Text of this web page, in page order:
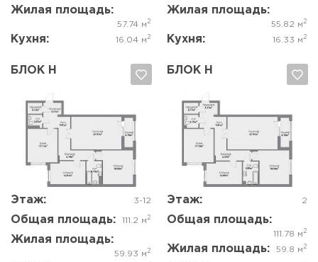
Жилая площадь:
57.74 м 2
Кухня: 16.04 м 2
Жилая площадь:
55.82 м 2
Кухня: 16.33 м 2
БЛОК Н
Этаж: 3-12
Общая площадь: 111.2 м 2
Жилая площадь:
59.93 м 2
Да, удалить Отмена
БЛОК Н
Этаж: 2
Общая площадь:
111.78 м 2
Жилая площадь: 59.8 м 2
Да, удалить Отмена